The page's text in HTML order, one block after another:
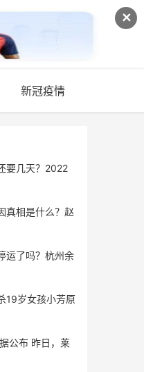
✕
新冠疫情
要几天？2022
真相是什么？赵
运了吗？杭州余
19岁女孩小芳原
日，莱